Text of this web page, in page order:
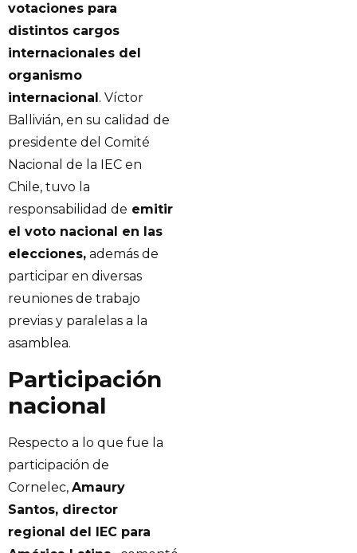
votaciones para
distintos cargos
internacionales del
organismo
internacional . Víctor
Ballivián, en su calidad de
presidente del Comité
Nacional de la IEC en
Chile, tuvo la
responsabilidad de emitir
el voto nacional en las
elecciones, además de
participar en diversas
reuniones de trabajo
previas y paralelas a la
asamblea.
Participación
nacional
Respecto a lo que fue la
participación de
Cornelec, Amaury
Santos, director
regional del IEC para